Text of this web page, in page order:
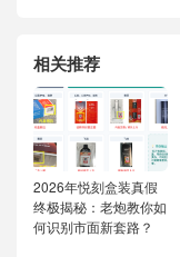
相关推荐
2026年悦刻盒装真假
终极揭秘：老炮教你如
何识别市面新套路？